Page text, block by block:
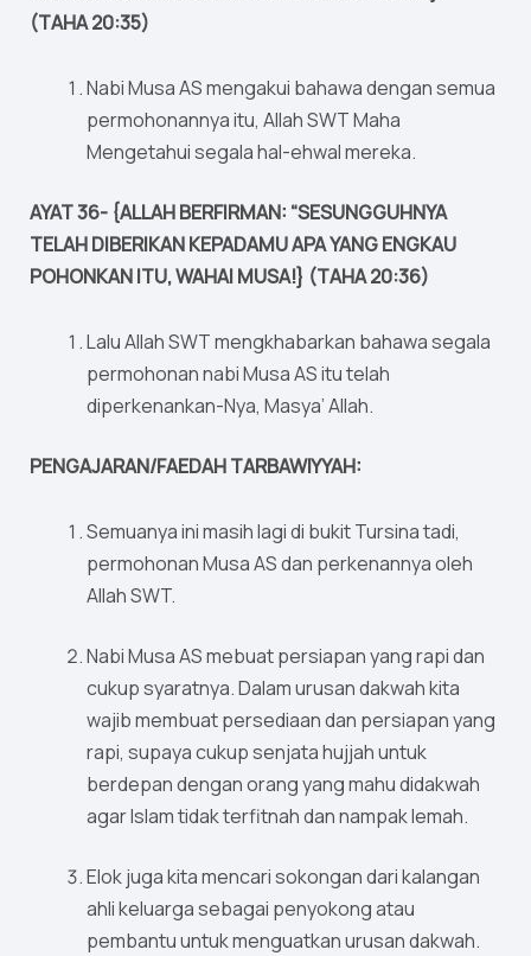
(TAHA 20:35)
Nabi Musa AS mengakui bahawa dengan semua
permohonannya itu, Allah SWT Maha
Mengetahui segala hal-ehwal mereka.
AYAT 36- {ALLAH BERFIRMAN: “SESUNGGUHNYA
TELAH DIBERIKAN KEPADAMU APA YANG ENGKAU
POHONKAN ITU, WAHAI MUSA!} (TAHA 20:36)
Lalu Allah SWT mengkhabarkan bahawa segala
permohonan nabi Musa AS itu telah
diperkenankan-Nya, Masya’ Allah.
PENGAJARAN/FAEDAH TARBAWIYYAH:
Semuanya ini masih lagi di bukit Tursina tadi,
permohonan Musa AS dan perkenannya oleh
Allah SWT.
Nabi Musa AS mebuat persiapan yang rapi dan
cukup syaratnya. Dalam urusan dakwah kita
wajib membuat persediaan dan persiapan yang
rapi, supaya cukup senjata hujjah untuk
berdepan dengan orang yang mahu didakwah
agar Islam tidak terfitnah dan nampak lemah.
Elok juga kita mencari sokongan dari kalangan
ahli keluarga sebagai penyokong atau
pembantu untuk menguatkan urusan dakwah.